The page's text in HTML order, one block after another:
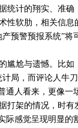
计的翔实、准确
性软肋，相关信
预警预报系统”
尬与遗憾。比如
局，而评论人牛
人看来，更像一
架的情况，时
际感觉呈现明显的